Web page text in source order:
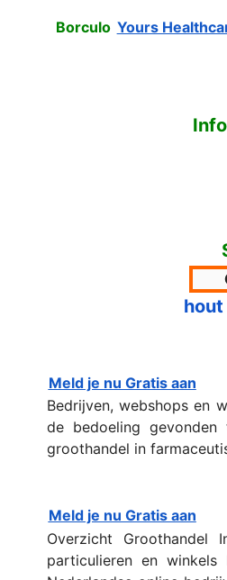
Borculo Yours
Meld je nu Gratis aan
Bedrijven, webshops en
de bedoeling
groothandel in
Meld je nu Gratis aan
Overzicht Groothandel
particulieren en